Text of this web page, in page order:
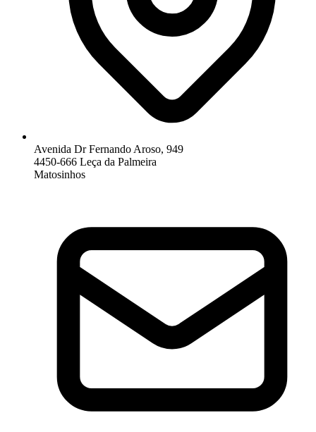
Avenida Dr Fernando Aroso, 949
4450-666 Leça da Palmeira
Matosinhos